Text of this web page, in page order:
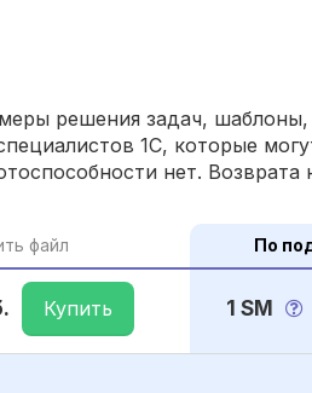
решения задач, шаблоны,
1С, которые
нет. Возврата
файл По
Купить 1 SM